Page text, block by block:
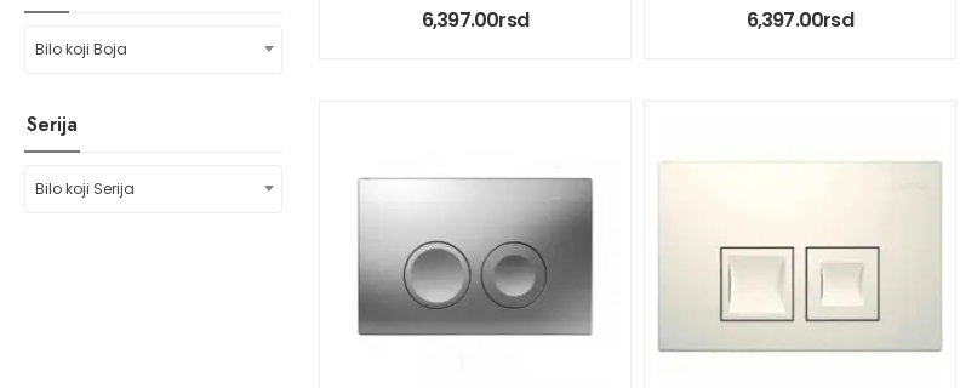
Bilo koji Boja
Serija
Bilo koji Serija
6,397.00rsd 6,397.00rsd